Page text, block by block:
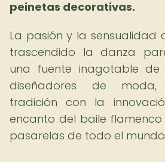
peinetas decorativas.
La pasión y la sensualidad
trascendido la danza
una fuente inagotable de
diseñadores de
tradición con la
encanto del baile
pasarelas de todo el